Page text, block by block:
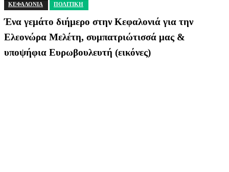
ΚΕΦΑΛΟΝΙΑ ΠΟΛΙΤΙΚΗ
Ένα γεμάτο διήμερο στην Κεφαλονιά για την
Ελεονώρα Μελέτη, συμπατριώτισσά μας &
υποψήφια Ευρωβουλευτή (εικόνες)